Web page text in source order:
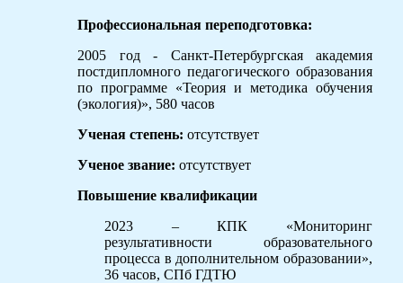
Профессиональная переподготовка:
2005 год - Санкт-Петербургская академия
постдипломного педагогического образования
по программе «Теория и методика обучения
(экология)», 580 часов
Ученая степень: отсутствует
Ученое звание: отсутствует
Повышение квалификации
2023 – КПК «Мониторинг
результативности образовательного
процесса в дополнительном образовании»,
36 часов, СПб ГДТЮ